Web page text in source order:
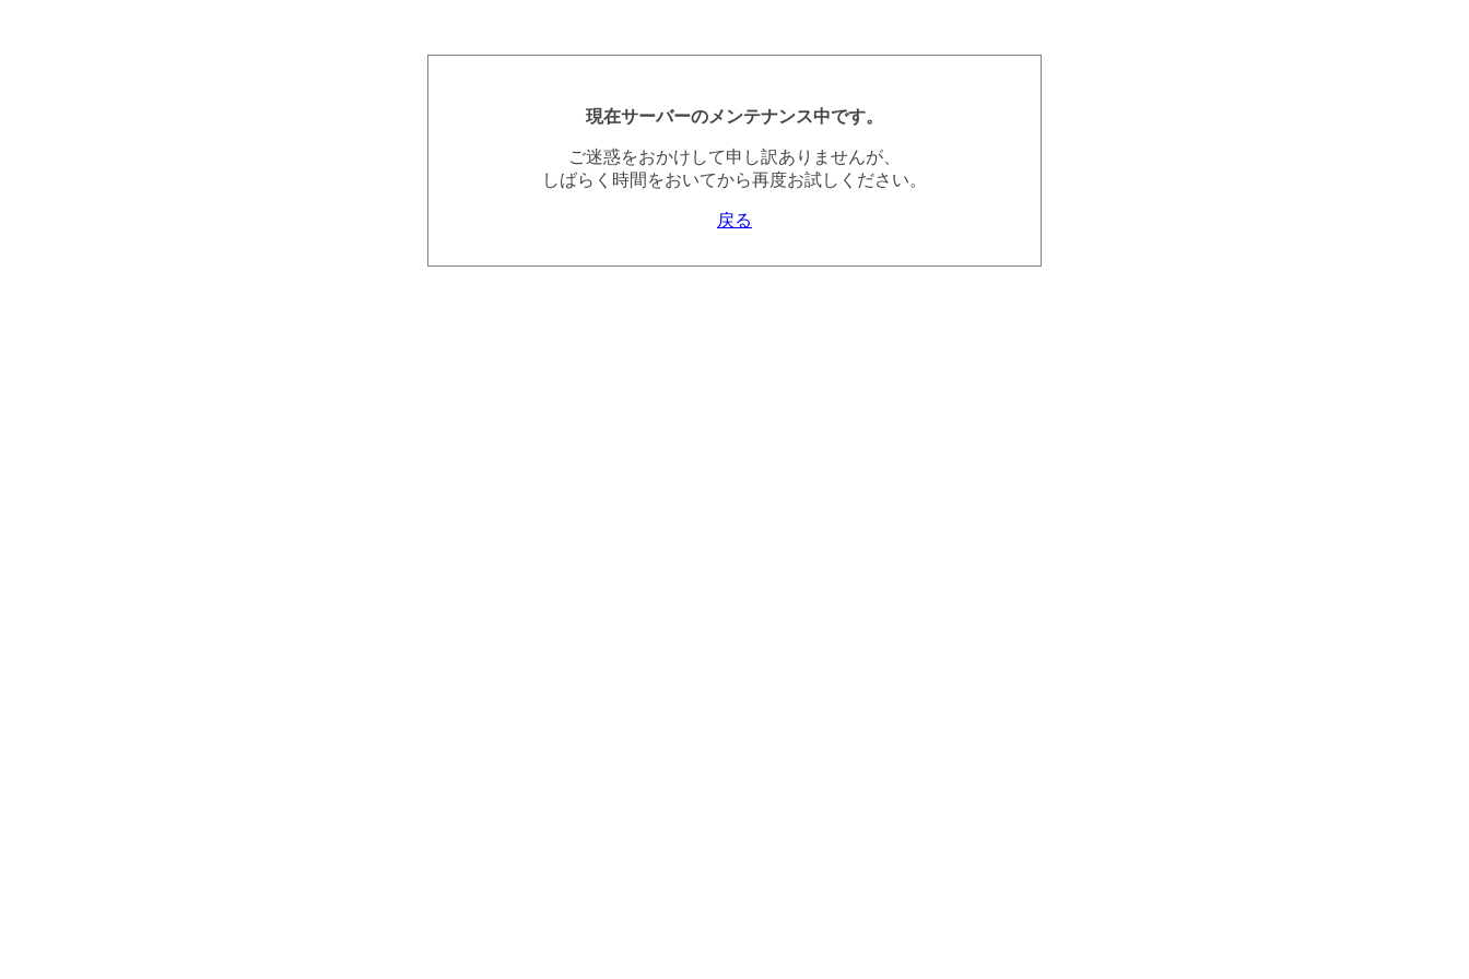
現在サーバーのメンテナンス中です。
ご迷惑をおかけして申し訳ありませんが、
しばらく時間をおいてから再度お試しください。
戻る